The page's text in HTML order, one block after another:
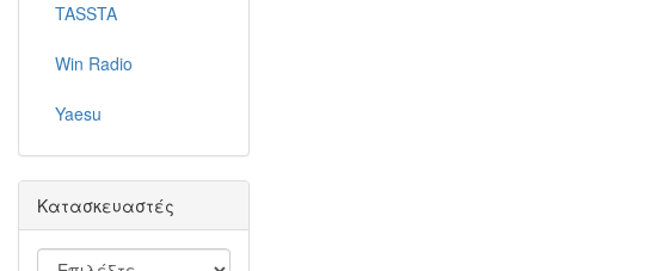
TASSTA
Win Radio
Yaesu
Κατασκευαστές